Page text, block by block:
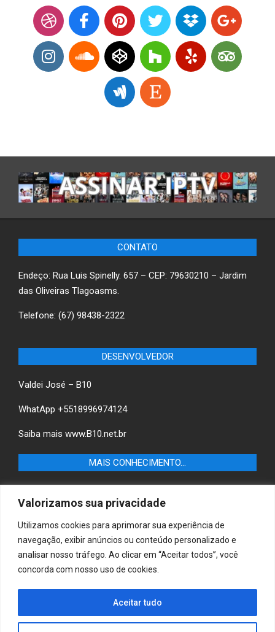
Valorizamos sua privacidade
Utilizamos cookies para aprimorar sua experiência de
navegação, exibir anúncios ou conteúdo personalizado e
analisar nosso tráfego. Ao clicar em “Aceitar todos”, você
concorda com nosso uso de cookies.
Aceitar tudo
CONTATO
Endeço: Rua Luis Spinelly. 657 – CEP: 79630210 – Jardim
das Oliveiras Tlagoasms.
Telefone: (67) 98438-2322
DESENVOLVEDOR
Valdei José – B10
WhatApp +5518996974124
Saiba mais www.B10.net.br
MAIS CONHECIMENTO…
Castilho-SP e descubra as melhores empresas e serviços
locais.
B10 Brasil – Informação e Poder
MAIS CONHECIMENTO…
Casa & Jardim – Descubra as melhores dicas e
inspirações para transformar sua casa e jardim em